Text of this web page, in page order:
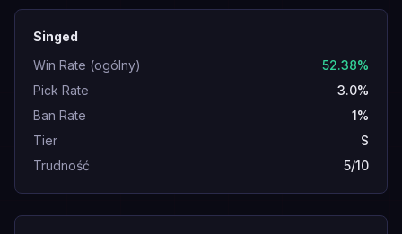
Singed
Win Rate (ogólny)
52.38%
Pick Rate
3.0%
Ban Rate
1%
Tier
S
Trudność
5/10